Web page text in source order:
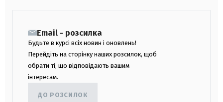
Email - розсилка
Будьте в курсі всіх новин і оновлень!
Перейдіть на сторінку наших розсилок, щоб
обрати ті, що відповідають вашим
інтересам.
ДО РОЗСИЛОК